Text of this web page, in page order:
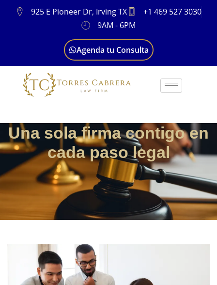
925 E Pioneer Dr, Irving TX
+1 469 527 3030
9AM - 6PM
Agenda tu Consulta
Una sola firma contigo en
cada paso legal